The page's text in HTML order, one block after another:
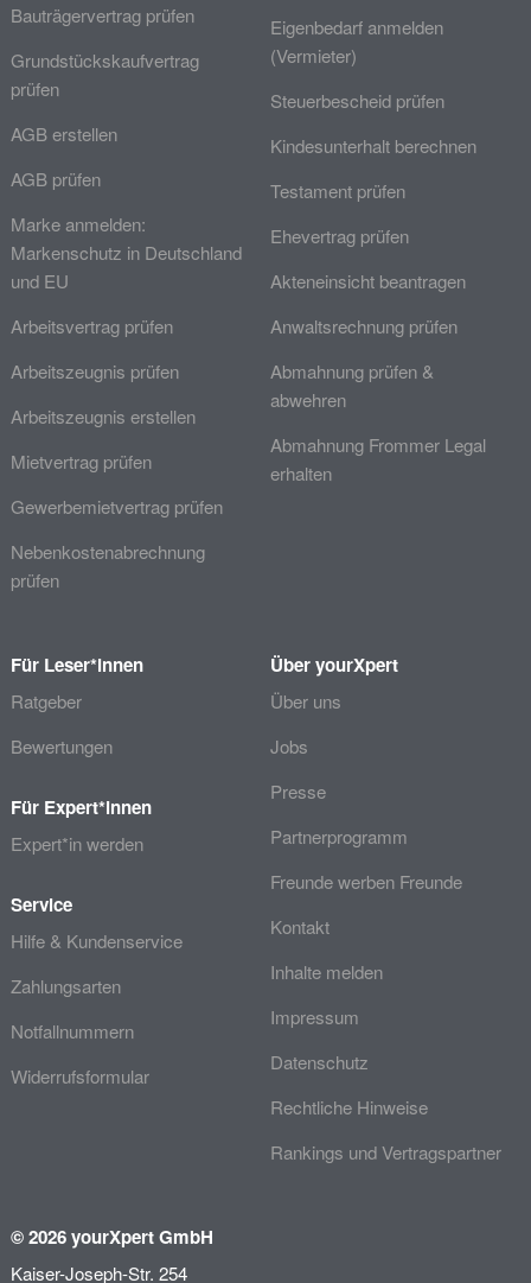
Bauträgervertrag prüfen
Grundstückskaufvertrag
prüfen
AGB erstellen
AGB prüfen
Marke anmelden:
Markenschutz in Deutschland
und EU
Arbeitsvertrag prüfen
Arbeitszeugnis prüfen
Arbeitszeugnis erstellen
Mietvertrag prüfen
Gewerbemietvertrag prüfen
Nebenkostenabrechnung
prüfen
Eigenbedarf anmelden
(Vermieter)
Steuerbescheid prüfen
Kindesunterhalt berechnen
Testament prüfen
Ehevertrag prüfen
Akteneinsicht beantragen
Anwaltsrechnung prüfen
Abmahnung prüfen &
abwehren
Abmahnung Frommer Legal
erhalten
Für Leser*innen
Ratgeber
Bewertungen
Für Expert*innen
Expert*in werden
Service
Hilfe & Kundenservice
Zahlungsarten
Notfallnummern
Widerrufsformular
Über yourXpert
Über uns
Jobs
Presse
Partnerprogramm
Freunde werben Freunde
Kontakt
Inhalte melden
Impressum
Datenschutz
Rechtliche Hinweise
Rankings und Vertragspartner
© 2026 yourXpert GmbH
Kaiser-Joseph-Str. 254